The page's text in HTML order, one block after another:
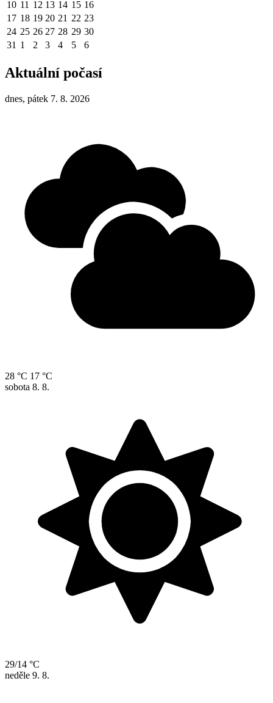
10 11 12 13 14 15 16
17 18 19 20 21 22 23
24 25 26 27 28 29 30
31 1 2 3 4 5 6
Aktuální počasí
dnes, pátek 7. 8. 2026
28 °C 17 °C
sobota 8. 8.
29/14 °C
neděle 9. 8.